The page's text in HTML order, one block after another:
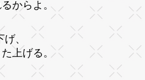
からよ。
、
上げる。